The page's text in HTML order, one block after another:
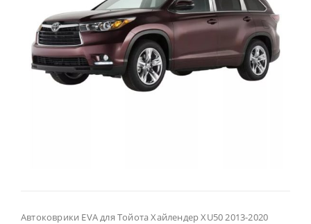
Автоковрики EVA для Тойота Хайлендер XU50 2013-2020